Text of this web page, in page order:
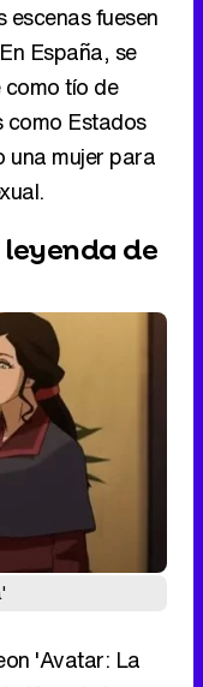
escenas fuesen
España, se
tío de
como Estados
una mujer para
leyenda de
'Avatar: La